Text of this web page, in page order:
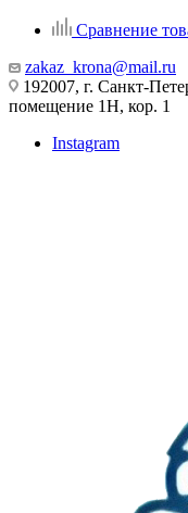
Сравнение
zakaz_krona@mail.ru
192007, г. Санкт-
помещение 1Н, кор. 1
Instagram